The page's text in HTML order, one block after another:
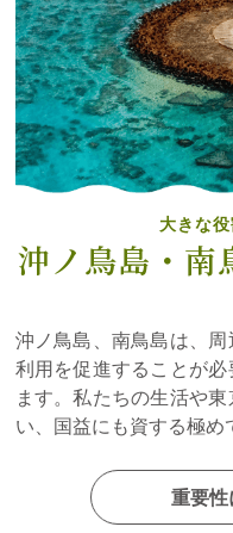
2024年12月10日
スペシャルインタビュ
（小笠原海運株式会社
2024年11月25日
NewDays上野中央口
ング広告を実施します
2024年10月24日
国境離島ＰＲイベント
本イベントは終了しまし
す。
2024年08月16日
スペシャルインタビュ
（葛西臨海水族園 錦織
2024年08月09日
スペシャルインタビュ
大きな
沖ノ鳥島・南
沖ノ鳥島、南鳥島は、
利用を促進することが
ます。私たちの生活や
い、国益にも資する極め
重要